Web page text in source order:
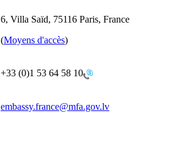
6, Villa Saïd, 75116 Paris, France
(Moyens d'accès)
+33 (0)1 53 64 58 10
embassy.france@mfa.gov.lv